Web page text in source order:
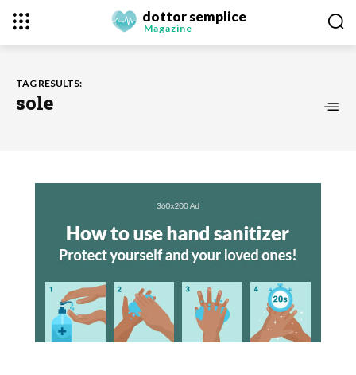
dottor semplice
Magazine
TAG RESULTS:
sole